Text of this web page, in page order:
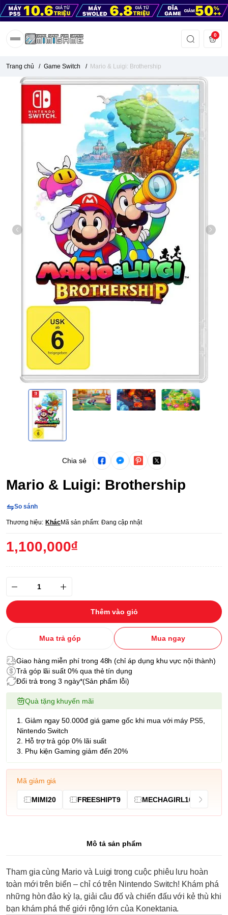
0
Trang chủ / Game Switch / Mario & Luigi: Brothership
Chia sẻ
Mario & Luigi: Brothership
So sánh
Thương hiệu: KhácMã sản phẩm: Đang cập nhật
1,100,000₫
Thêm vào giỏ
Mua trả góp Mua ngay
Giao hàng miễn phí trong 48h (chỉ áp dụng khu vực nội thành)
Trả góp lãi suất 0% qua thẻ tín dụng
Đổi trả trong 3 ngày*(Sản phẩm lỗi)
Quà tặng khuyến mãi
1. Giảm ngay 50.000đ giá game gốc khi mua với máy PS5,
Nintendo Switch
2. Hỗ trợ trả góp 0% lãi suất
3. Phụ kiện Gaming giảm đến 20%
Mã giảm giá
MIMI20 FREESHIPT9 MECHAGIRL10
Mô tả sản phẩm
Tham gia cùng Mario và Luigi trong cuộc phiêu lưu hoàn
toàn mới trên biển – chỉ có trên Nintendo Switch! Khám phá
những hòn đảo kỳ lạ, giải câu đố và chiến đấu với kẻ thù khi
bạn khám phá thế giới rộng lớn của Konektania.